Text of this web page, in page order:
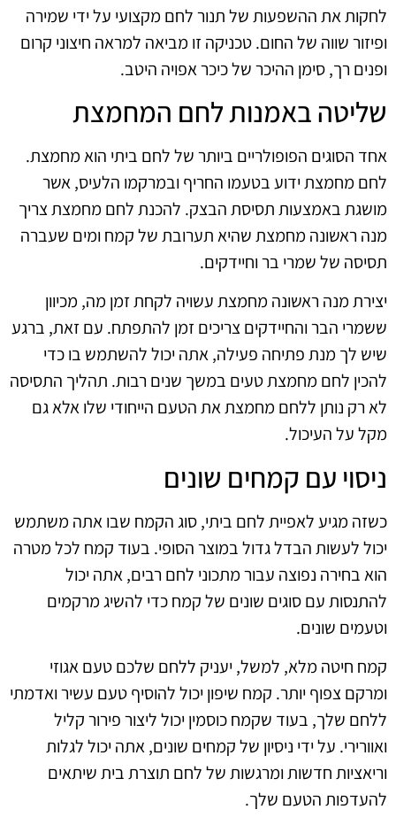
לחקות את ההשפעות של תנור לחם מקצועי על ידי שמירה
ופיזור שווה של החום. טכניקה זו מביאה למראה חיצוני קרום
ופנים רך, סימן ההיכר של כיכר אפויה היטב.
שליטה באמנות לחם המחמצת
אחד הסוגים הפופולריים ביותר של לחם ביתי הוא מחמצת.
לחם מחמצת ידוע בטעמו החריף ובמרקמו הלעיס, אשר
מושגת באמצעות תסיסת הבצק. להכנת לחם מחמצת צריך
מנה ראשונה מחמצת שהיא תערובת של קמח ומים שעברה
תסיסה של שמרי בר וחיידקים.
יצירת מנה ראשונה מחמצת עשויה לקחת זמן מה, מכיוון
ששמרי הבר והחיידקים צריכים זמן להתפתח. עם זאת, ברגע
שיש לך מנת פתיחה פעילה, אתה יכול להשתמש בו כדי
להכין לחם מחמצת טעים במשך שנים רבות. תהליך התסיסה
לא רק נותן ללחם מחמצת את הטעם הייחודי שלו אלא גם
מקל על העיכול.
ניסוי עם קמחים שונים
כשזה מגיע לאפיית לחם ביתי, סוג הקמח שבו אתה משתמש
יכול לעשות הבדל גדול במוצר הסופי. בעוד קמח לכל מטרה
הוא בחירה נפוצה עבור מתכוני לחם רבים, אתה יכול
להתנסות עם סוגים שונים של קמח כדי להשיג מרקמים
וטעמים שונים.
קמח חיטה מלא, למשל, יעניק ללחם שלכם טעם אגוזי
ומרקם צפוף יותר. קמח שיפון יכול להוסיף טעם עשיר ואדמתי
ללחם שלך, בעוד שקמח כוסמין יכול ליצור פירור קליל
ואוורירי. על ידי ניסיון של קמחים שונים, אתה יכול לגלות
וריאציות חדשות ומרגשות של לחם תוצרת בית שיתאים
להעדפות הטעם שלך.